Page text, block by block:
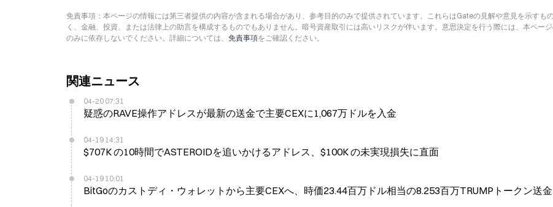
免責事項：本ページの情報には第三者提供の内容が含まれる場合があり、参考目的のみで提供されています。これらはGateの見解や意見を示すも
く、金融、投資、または法律上の助言を構成するものでもありません。暗号資産取引には高いリスクが伴います。意思決定を行う際には、本ペー
のみに依存しないでください。詳細については、 免責事項をご確認ください。
関連ニュース
04-20 07:31
疑惑のRAVE操作アドレスが最新の送金で主要CEXに1,067万ドルを入金
04-19 14:31
$707K の10時間でASTEROIDを追いかけるアドレス、$100K の未実現損失に直面
04-19 10:01
BitGoのカストディ・ウォレットから主要CEXへ、時価23.44百万ドル相当の8.253百万TRUMPトークン送金